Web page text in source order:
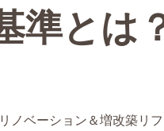
準とは
ノベーション＆増改築リ